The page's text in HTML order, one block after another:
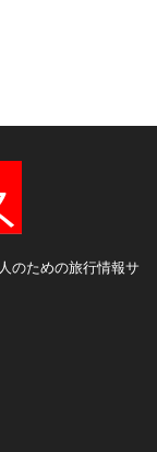
のための旅行情報サ